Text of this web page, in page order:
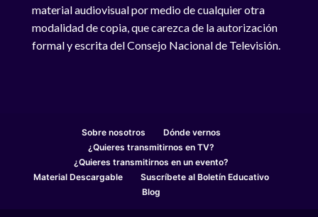
material audiovisual por medio de cualquier otra
modalidad de copia, que carezca de la autorización
formal y escrita del Consejo Nacional de Televisión.
Sobre nosotros
Dónde vernos
¿Quieres transmitirnos en TV?
¿Quieres transmitirnos en un evento?
Material Descargable
Suscríbete al Boletín Educativo
Blog